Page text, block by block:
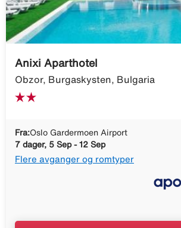
Anixi Aparthotel
Obzor, Burgaskysten, Bulgaria
Fra:Oslo Gardermoen Airport
7 dager, 5 Sep - 12 Sep
Flere avganger og romtyper